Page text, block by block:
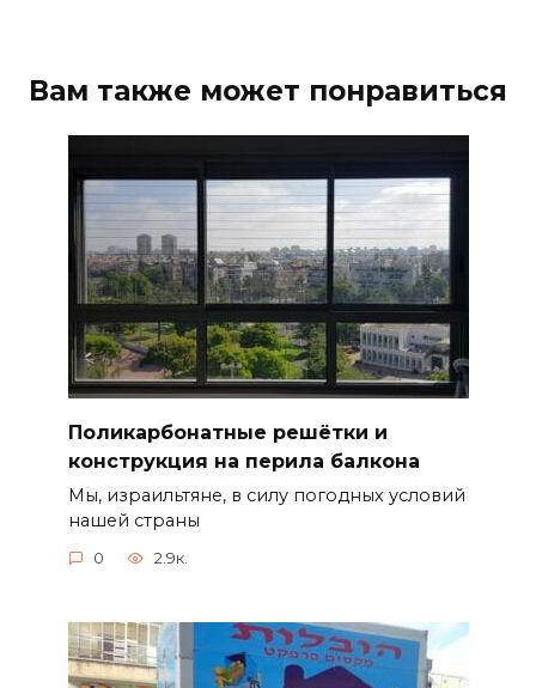
Вам также может понравиться
Поликарбонатные решётки и
конструкция на перила балкона
Мы, израильтяне, в силу погодных условий
нашей страны
0 2.9к.